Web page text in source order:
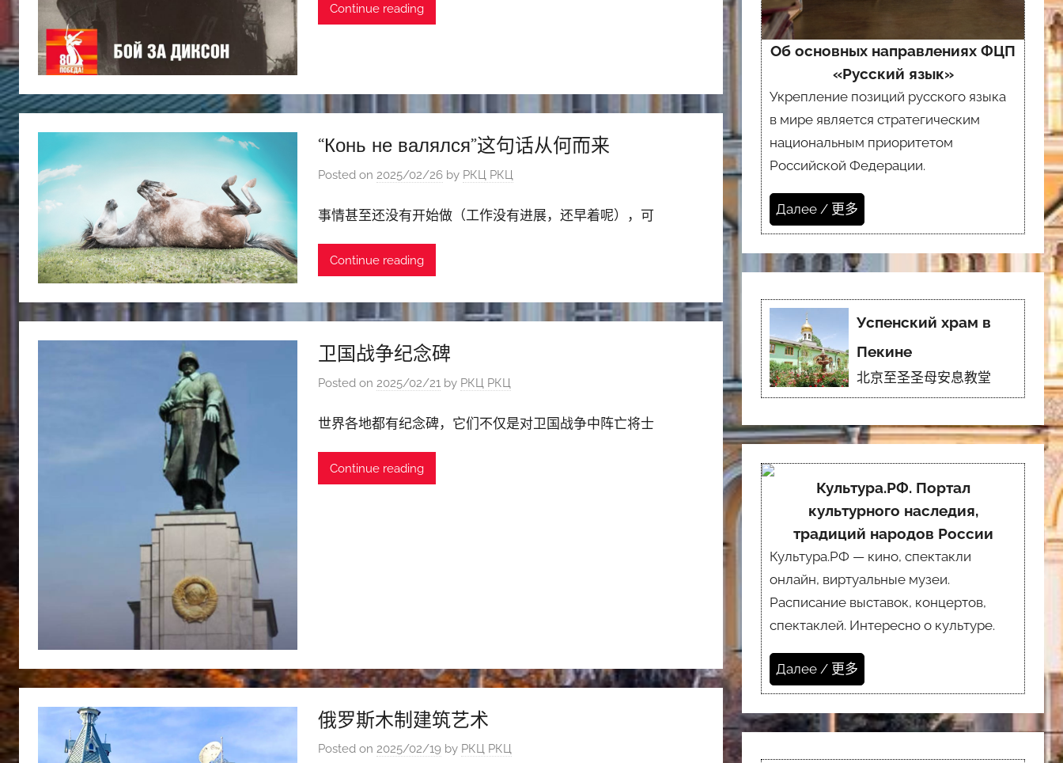
Continue reading
“Конь не валялся”这句话从何而来
Posted on 2025/02/26by РКЦ РКЦ
事情甚至还没有开始做（工作没有进展，还早着呢），可
Continue reading
卫国战争纪念碑
Posted on 2025/02/21by РКЦ РКЦ
世界各地都有纪念碑，它们不仅是对卫国战争中阵亡将士
Continue reading
俄罗斯木制建筑艺术
Posted on 2025/02/19 by РКЦ РКЦ
Об основных направлениях ФЦП
«Русский язык»
Укрепление позиций русского языка
в мире является стратегическим
национальным приоритетом
Российской Федерации.
Далее / 更多
Успенский храм в
Пекине
北京至圣圣母安息教堂
Культура.РФ. Портал
культурного наследия,
традиций народов России
Культура.РФ — кино, спектакли
онлайн, виртуальные музеи.
Расписание выставок, концертов,
спектаклей. Интересно о культуре.
Далее / 更多